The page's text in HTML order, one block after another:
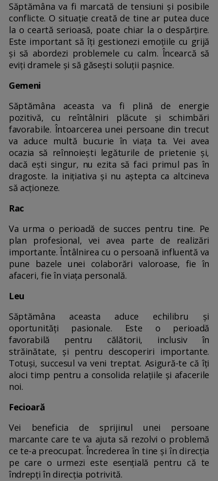
Săptămâna va fi marcată de tensiuni și posibile
conflicte. O situație creată de tine ar putea duce
la o ceartă serioasă, poate chiar la o despărțire.
Este important să îți gestionezi emoțiile cu grijă
și să abordezi problemele cu calm. Încearcă să
eviți dramele și să găsești soluții pașnice.
Gemeni
Săptămâna aceasta va fi plină de energie
pozitivă, cu reîntâlniri plăcute și schimbări
favorabile. Întoarcerea unei persoane din trecut
va aduce multă bucurie în viața ta. Vei avea
ocazia să reînnoiești legăturile de prietenie și,
dacă ești singur, nu ezita să faci primul pas în
dragoste. Ia inițiativa și nu aștepta ca altcineva
să acționeze.
Rac
Va urma o perioadă de succes pentru tine. Pe
plan profesional, vei avea parte de realizări
importante. Întâlnirea cu o persoană influentă va
pune bazele unei colaborări valoroase, fie în
afaceri, fie în viața personală.
Leu
Săptămâna aceasta aduce echilibru și
oportunități pasionale. Este o perioadă
favorabilă pentru călătorii, inclusiv în
străinătate, și pentru descoperiri importante.
Totuși, succesul va veni treptat. Asigură-te că îți
aloci timp pentru a consolida relațiile și afacerile
noi.
Fecioară
Vei beneficia de sprijinul unei persoane
marcante care te va ajuta să rezolvi o problemă
ce te-a preocupat. Încrederea în tine și în direcția
pe care o urmezi este esențială pentru că te
îndrepți în direcția potrivită.